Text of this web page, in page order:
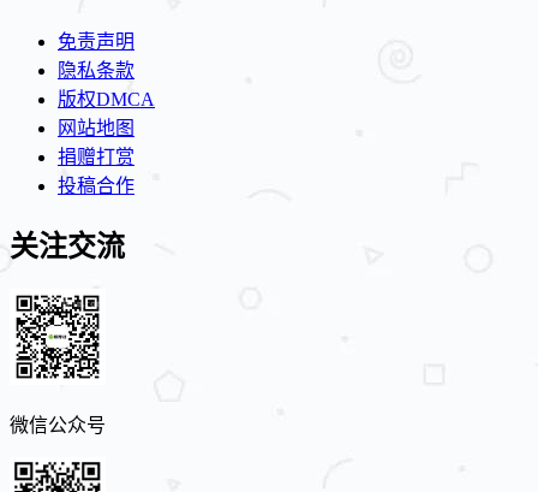
免责声明
隐私条款
版权DMCA
网站地图
捐赠打赏
投稿合作
关注交流
微信公众号